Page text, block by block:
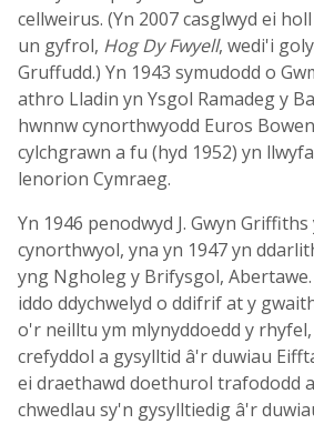
cellweirus. (Yn 2007 casglwyd ei
un gyfrol, Hog Dy Fwyell, wedi'i
Gruffudd.) Yn 1943 symudodd o
athro Lladin yn Ysgol Ramadeg y
hwnnw cynorthwyodd Euros
cylchgrawn a fu (hyd 1952) yn
lenorion Cymraeg.
Yn 1946 penodwyd J. Gwyn
cynorthwyol, yna yn 1947 yn
yng Ngholeg y Brifysgol,
iddo ddychwelyd o ddifrif at y
o'r neilltu ym mlynyddoedd y
crefyddol a gysylltid â'r duwiau
ei draethawd doethurol trafododd
chwedlau sy'n gysylltiedig â'r